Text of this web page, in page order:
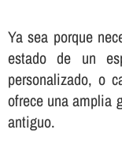
Ya sea porque
estado de un
personalizado, o
ofrece una amplia
antiguo.